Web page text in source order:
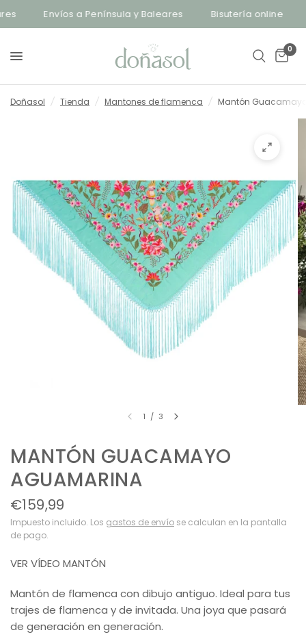
Envíos a Península y Baleares Bisutería online
0
Doñasol / Tienda / Mantones de flamenca / Mantón
1 / 3
MANTÓN GUACAMAYO
AGUAMARINA
€159,99
Impuesto incluido. Los gastos de envío se calculan en la pantalla
de pago.
VER VÍDEO MANTÓN
Mantón de flamenca con dibujo antiguo. Ideal para tus
trajes de flamenca y de invitada. Una joya que pasará
de generación en generación.